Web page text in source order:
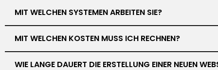
MIT WELCHEN SYSTEMEN ARBEITEN SIE?
MIT WELCHEN KOSTEN MUSS ICH RECHNEN?
WIE LANGE DAUERT DIE ERSTELLUNG EINER NEUEN